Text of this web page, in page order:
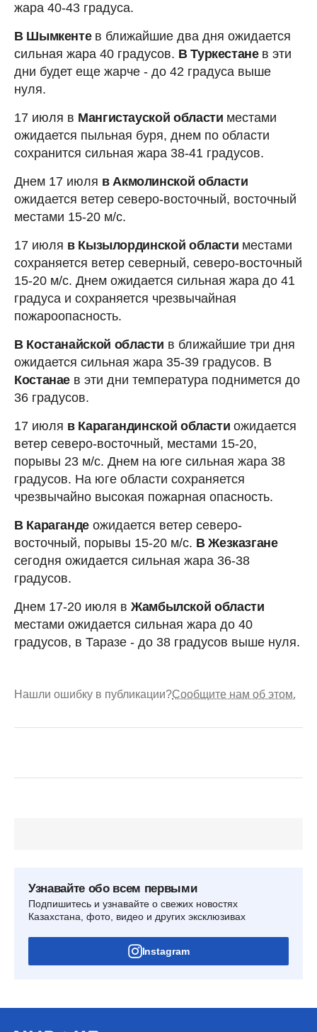
жара 40-43 градуса.
В Шымкентев ближайшие два дня ожидается
сильная жара 40 градусов. В Туркестане в эти
дни будет еще жарче - до 42 градуса выше
нуля.
17 июля в Мангистауской области местами
ожидается пыльная буря, днем по области
сохранится сильная жара 38-41 градусов.
Днем 17 июля в Акмолинской области
ожидается ветер северо-восточный, восточный
местами 15-20 м/с.
17 июля в Кызылординской области местами
сохраняется ветер северный, северо-восточный
15-20 м/с. Днем ожидается сильная жара до 41
градуса и сохраняется чрезвычайная
пожароопасность.
В Костанайской области в ближайшие три дня
ожидается сильная жара 35-39 градусов. В
Костанае в эти дни температура поднимется до
36 градусов.
17 июля в Карагандинской области ожидается
ветер северо-восточный, местами 15-20,
порывы 23 м/с. Днем на юге сильная жара 38
градусов. На юге области сохраняется
чрезвычайно высокая пожарная опасность.
В Караганде ожидается ветер северо-
восточный, порывы 15-20 м/с. В Жезказгане
сегодня ожидается сильная жара 36-38
градусов.
Днем 17-20 июля в Жамбылской области
местами ожидается сильная жара до 40
градусов, в Таразе - до 38 градусов выше нуля.
Нашли ошибку в публикации?Сообщите нам об этом.
Узнавайте обо всем первыми
Подпишитесь и узнавайте о свежих новостях
Казахстана, фото, видео и других эксклюзивах
Instagram